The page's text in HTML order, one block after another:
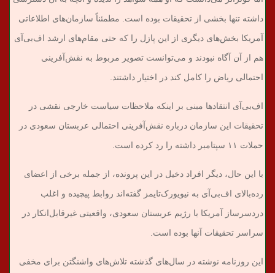
داشته تنها بخشی از تحقیقات بوده است. مطمئناً سازمان‌های اطلاعاتی
آمریکا بخش‌های دیگری از این پازل را که حتی مقام‌های ارشد اف‌بی‌آی
هم از آن آگاه نبودند و می‌توانست تصویر مربوط به نقش‌آفرینی
احتمالی ریاض را کامل کند در اختیار داشتند.
اف‌بی‌آی انتقادها مبنی بر اینکه ملاحظات سیاست خارجی نقشی در
تحقیقات این سازمان درباره نقش‌آفرینی احتمالی عربستان سعودی در
حملات ۱۱ سپتامبر داشته را رد کرده است.
با این حال، دیگر افراد دخیل در این پرونده، از جمله برخی از اعضای
رده‌بالای اف‌بی‌آی به نیویورک‌تایمز گفته‌اند روابط پیچیده و اغلب
دردسرساز آمریکا با رژیم عربستان سعودی، واقعیتی غیرقابل‌انکار در
سراسر تحقیقات آنها بوده است.
این روزنامه نوشته در سال‌های گذشته تلاش‌های واشنگتن برای مخفی